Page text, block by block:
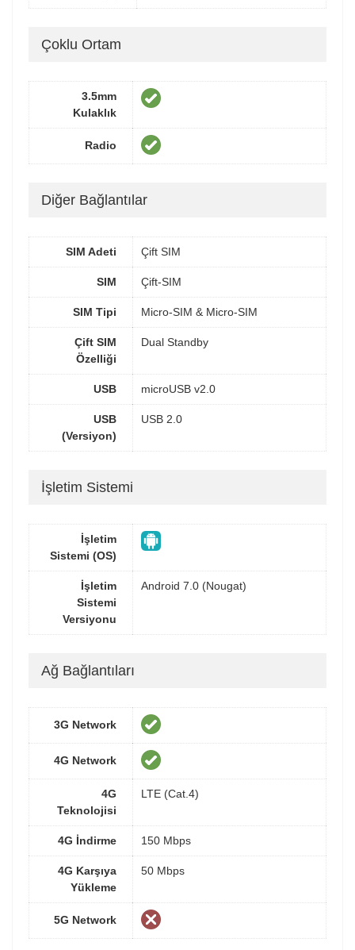
Çoklu Ortam
3.5mm
Kulaklık
Radio
Diğer Bağlantılar
SIM Adeti Çift SIM
SIM Çift-SIM
SIM Tipi Micro-SIM & Micro-SIM
Çift SIM
Özelliği
Dual Standby
USB microUSB v2.0
USB
(Versiyon)
USB 2.0
İşletim Sistemi
İşletim
Sistemi (OS)
İşletim
Sistemi
Versiyonu
Android 7.0 (Nougat)
Ağ Bağlantıları
3G Network
4G Network
4G
Teknolojisi
LTE (Cat.4)
4G İndirme 150 Mbps
4G Karşıya
Yükleme
50 Mbps
5G Network